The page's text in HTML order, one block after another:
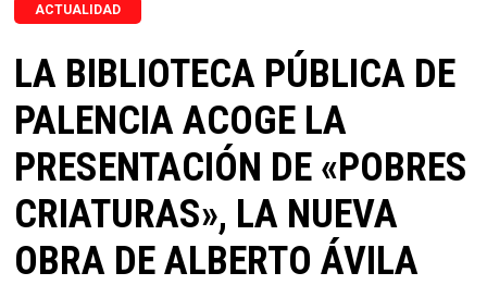
ACTUALIDAD
LA BIBLIOTECA PÚBLICA DE
PALENCIA ACOGE LA
PRESENTACIÓN DE «POBRES
CRIATURAS», LA NUEVA
OBRA DE ALBERTO ÁVILA